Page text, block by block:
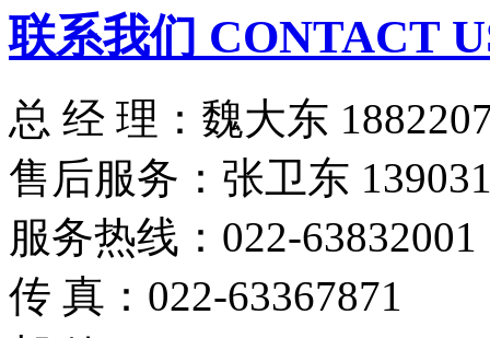
联系我们 CONTACT
总 经 理：魏大东
售后服务：张卫东
服务热线：022-63832001
传 真：022-63367871